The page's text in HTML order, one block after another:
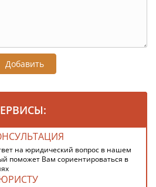
Добавить
на юридический вопрос в нашем
поможет Вам сориентироваться в